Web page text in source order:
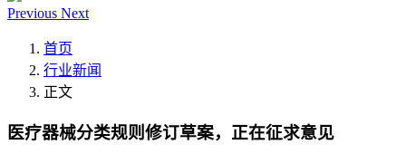
Previous Next
首页
行业新闻
正文
医疗器械分类规则修订草案，正在征求意见